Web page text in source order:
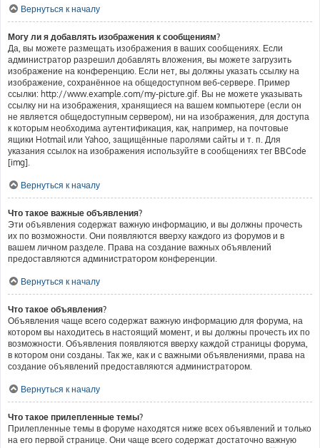
Вернуться к началу
Могу ли я добавлять изображения к сообщениям?
Да, вы можете размещать изображения в ваших сообщениях. Если
администратор разрешил добавлять вложения, вы можете загрузить
изображение на конференцию. Если нет, вы должны указать ссылку на
изображение, сохранённое на общедоступном веб-сервере. Пример
ссылки: http://www.example.com/my-picture.gif. Вы не можете указывать
ссылку ни на изображения, хранящиеся на вашем компьютере (если он
не является общедоступным сервером), ни на изображения, для доступа
к которым необходима аутентификация, как, например, на почтовые
ящики Hotmail или Yahoo, защищённые паролями сайты и т. п. Для
указания ссылок на изображения используйте в сообщениях тег BBCode
[img].
Вернуться к началу
Что такое важные объявления?
Эти объявления содержат важную информацию, и вы должны прочесть
их по возможности. Они появляются вверху каждого из форумов и в
вашем личном разделе. Права на создание важных объявлений
предоставляются администратором конференции.
Вернуться к началу
Что такое объявления?
Объявления чаще всего содержат важную информацию для форума, на
котором вы находитесь в настоящий момент, и вы должны прочесть их по
возможности. Объявления появляются вверху каждой страницы форума,
в котором они созданы. Так же, как и с важными объявлениями, права на
создание объявлений предоставляются администратором.
Вернуться к началу
Что такое прилепленные темы?
Прилепленные темы в форуме находятся ниже всех объявлений и только
на его первой странице. Они чаще всего содержат достаточно важную